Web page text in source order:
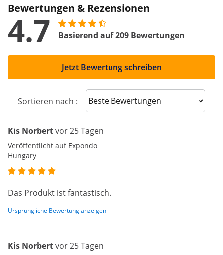
Bewertungen & Rezensionen
4.7 Basierend auf 209 Bewertungen
Jetzt Bewertung schreiben
Sortieren nach : Sort reviews
Kis Norbertvor 25 Tagen
Veröffentlicht auf Expondo
Hungary
Das Produkt ist fantastisch.
Ursprüngliche Bewertung anzeigen
Kis Norbertvor 25 Tagen